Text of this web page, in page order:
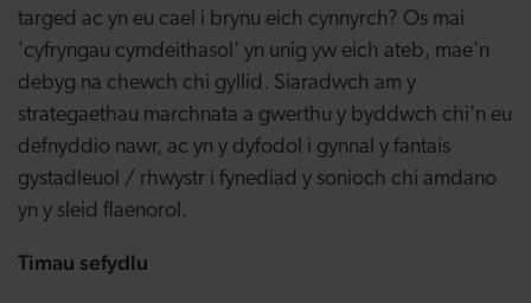
targed ac yn eu cael i brynu eich cynnyrch? Os mai
'cyfryngau cymdeithasol' yn unig yw eich ateb, mae'n
debyg na chewch chi gyllid. Siaradwch am y
strategaethau marchnata a gwerthu y byddwch chi'n eu
defnyddio nawr, ac yn y dyfodol i gynnal y fantais
gystadleuol / rhwystr i fynediad y sonioch chi amdano
yn y sleid flaenorol.
Timau sefydlu